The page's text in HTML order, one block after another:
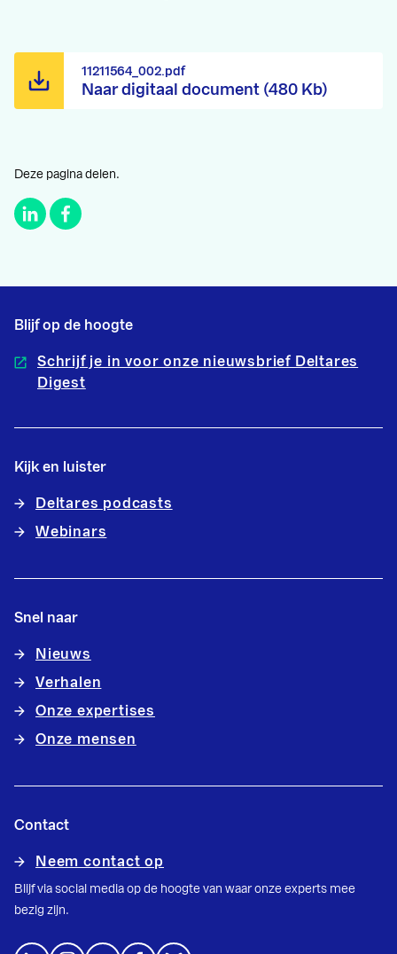
Naar digitaal document (480 Kb)
11211564_002.pdf
Deze pagina delen.
Blijf op de hoogte
Schrijf je in voor onze nieuwsbrief Deltares
Digest
Kijk en luister
Deltares podcasts
Webinars
Snel naar
Nieuws
Verhalen
Onze expertises
Onze mensen
Contact
Neem contact op
Blijf via social media op de hoogte van waar onze experts mee
bezig zijn.